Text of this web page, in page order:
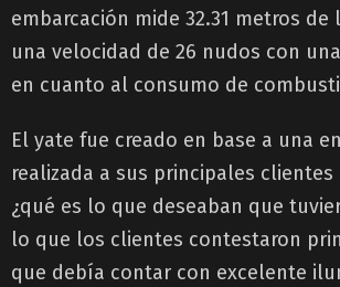
embarcación mide 32.31 metros de
una velocidad de 26 nudos con
en cuanto al consumo de
El yate fue creado en base a una
realizada a sus principales clientes
¿qué es lo que deseaban que
lo que los clientes contestaron
que debía contar con excelente